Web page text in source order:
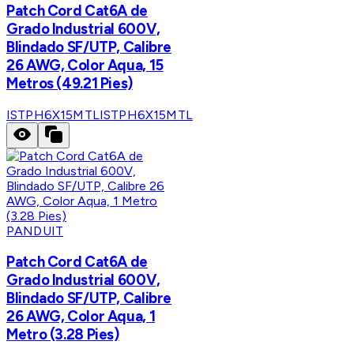
Patch Cord Cat6A de
Grado Industrial 600V,
Blindado SF/UTP, Calibre
26 AWG, Color Aqua, 15
Metros (49.21 Pies)
ISTPH6X15MTLISTPH6X15MTL
PANDUIT
Patch Cord Cat6A de
Grado Industrial 600V,
Blindado SF/UTP, Calibre
26 AWG, Color Aqua, 1
Metro (3.28 Pies)